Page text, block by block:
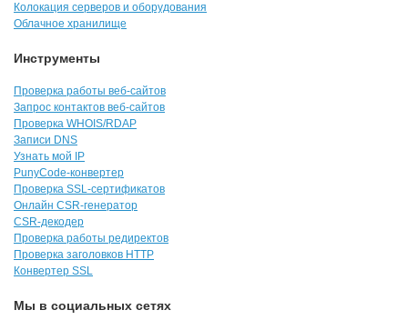
Колокация серверов и оборудования
Облачное хранилище
Инструменты
Проверка работы веб-сайтов
Запрос контактов веб-сайтов
Проверка WHOIS/RDAP
Записи DNS
Узнать мой IP
PunyCode-конвертер
Проверка SSL-сертификатов
Онлайн CSR-генератор
CSR-декодер
Проверка работы редиректов
Проверка заголовков HTTP
Конвертер SSL
Мы в социальных сетях